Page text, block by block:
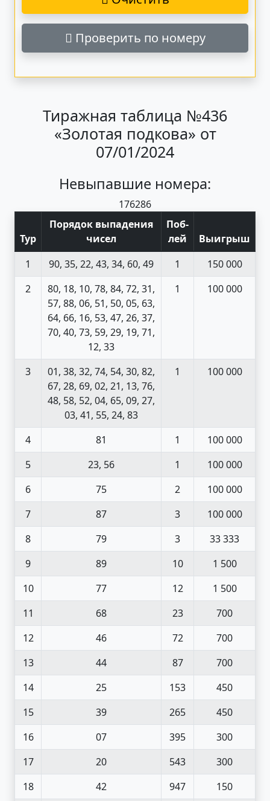
Проверить по номеру
Тиражная таблица №436
«Золотая подкова» от
07/01/2024
Невыпавшие номера:
176286
Тур
Порядок выпадения
чисел
Поб-
лей
Выигрыш
1
90, 35, 22, 43, 34, 60, 49 1
150 000
2
80, 18, 10, 78, 84, 72, 31,
57, 88, 06, 51, 50, 05, 63,
64, 66, 16, 53, 47, 26, 37,
70, 40, 73, 59, 29, 19, 71,
12, 33
1 100 000
3
01, 38, 32, 74, 54, 30, 82,
67, 28, 69, 02, 21, 13, 76,
48, 58, 52, 04, 65, 09, 27,
03, 41, 55, 24, 83
1 100 000
4 81 1
100 000
5
23, 56 1
100 000
6
75 2
100 000
7
87 3
100 000
8
79 3
33 333
9
89 10
1 500
10
77 12
1 500
11
68 23
700
12
46 72
700
13
44 87
700
14
25 153
450
15
39 265
450
16
07 395
300
17
20 543
300
18
42 947 150